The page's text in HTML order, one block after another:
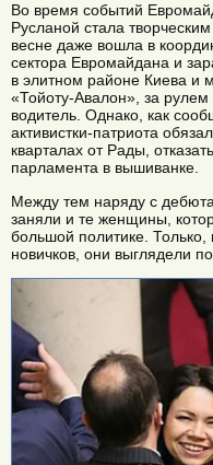
Во время событий
Русланой стала
весне даже вошла в
сектора Евромайдана и
в элитном районе Киева и
«Тойоту-Авалон», за
водитель. Однако, как
активистки-патриота
кварталах от Рады,
парламента в вышиванке.
Между тем наряду с
заняли и те женщины,
большой политике. Только,
новичков, они выглядели